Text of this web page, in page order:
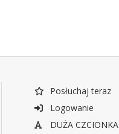
Posłuchaj teraz
Logowanie
DUŻA CZCIONKA